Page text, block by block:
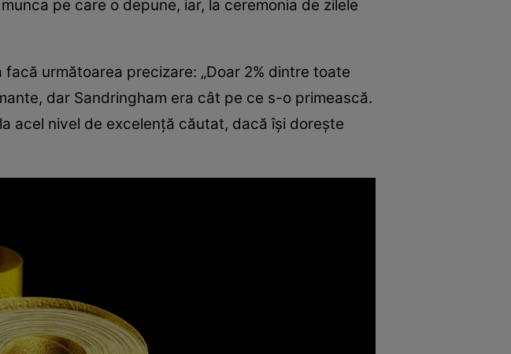
pe care o depune, iar, la ceremonia de zilele
următoarea precizare: „Doar 2% dintre toate
dar Sandringham era cât pe ce s-o primească.
acel nivel de excelență căutat, dacă își dorește